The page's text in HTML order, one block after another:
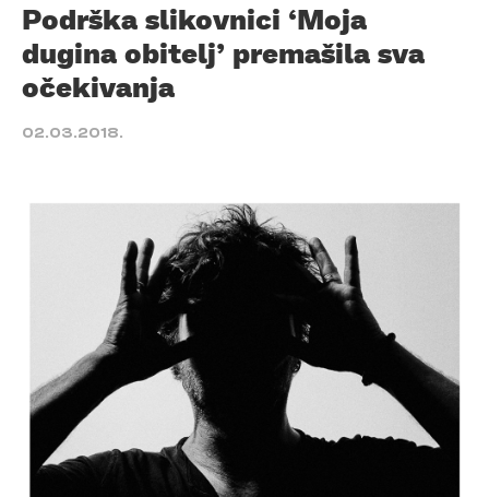
Podrška slikovnici ‘Moja
dugina obitelj’ premašila sva
očekivanja
02.03.2018.